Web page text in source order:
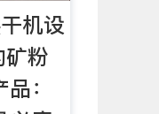
机设
粉
：